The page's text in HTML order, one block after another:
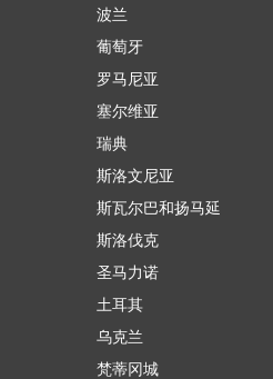
波兰
葡萄牙
罗马尼亚
塞尔维亚
瑞典
斯洛文尼亚
斯瓦尔巴和扬马延
斯洛伐克
圣马力诺
土耳其
乌克兰
梵蒂冈城